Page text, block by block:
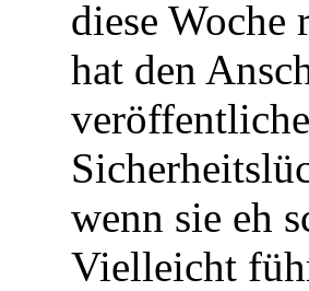
diese Woche
hat den
wenn sie eh
Vielleicht